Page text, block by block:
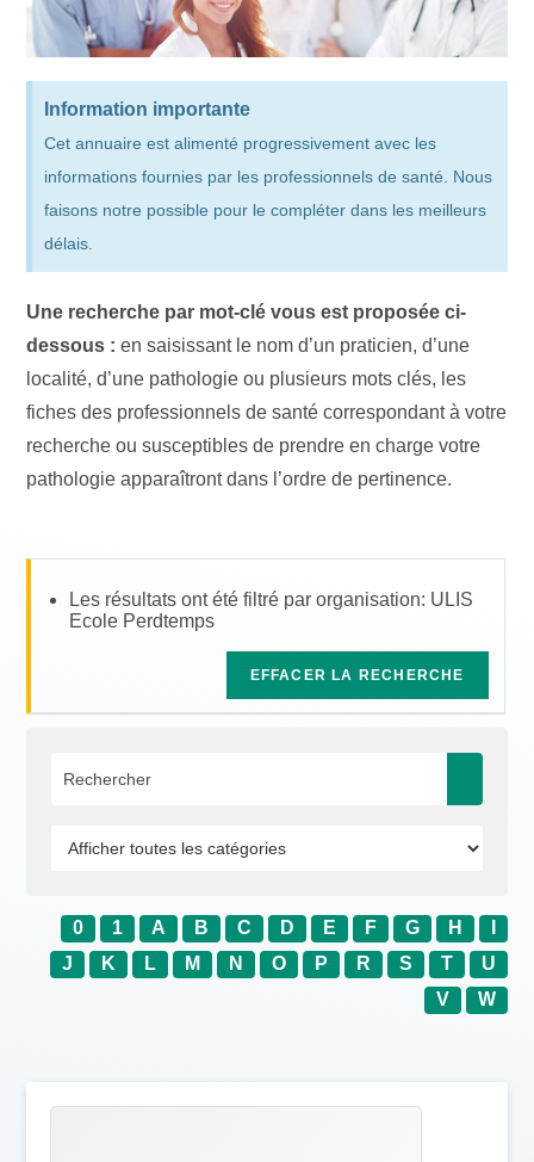
Information importante
Cet annuaire est alimenté progressivement avec les
informations fournies par les professionnels de santé. Nous
faisons notre possible pour le compléter dans les meilleurs
délais.
Une recherche par mot-clé vous est proposée ci-
dessous : en saisissant le nom d’un praticien, d’une
localité, d’une pathologie ou plusieurs mots clés, les
fiches des professionnels de santé correspondant à votre
recherche ou susceptibles de prendre en charge votre
pathologie apparaîtront dans l’ordre de pertinence.
Les résultats ont été filtré par organisation: ULIS
Ecole Perdtemps
EFFACER LA RECHERCHE
0 1 A B C D E F G H
J
K L M N O P R S T
U
V
W